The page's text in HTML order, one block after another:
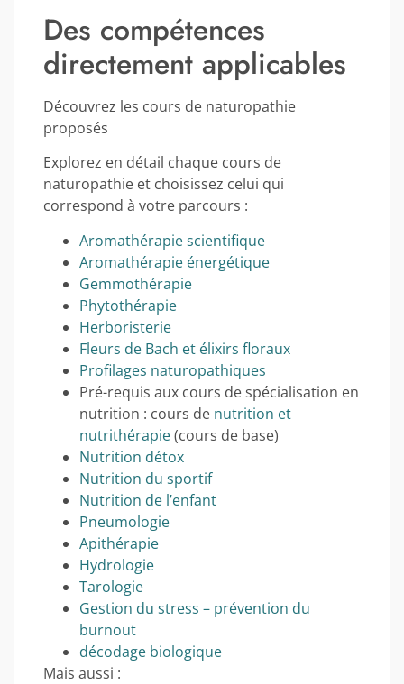
Des compétences
directement applicables
Découvrez les cours de naturopathie
proposés
Explorez en détail chaque cours de
naturopathie et choisissez celui qui
correspond à votre parcours :
Aromathérapie scientifique
Aromathérapie énergétique
Gemmothérapie
Phytothérapie
Herboristerie
Fleurs de Bach et élixirs floraux
Profilages naturopathiques
Pré-requis aux cours de spécialisation en
nutrition : cours de nutrition et
nutrithérapie(cours de base)
Nutrition détox
Nutrition du sportif
Nutrition de l’enfant
Pneumologie
Apithérapie
Hydrologie
Tarologie
Gestion du stress – prévention du
burnout
décodage biologique
Mais aussi :